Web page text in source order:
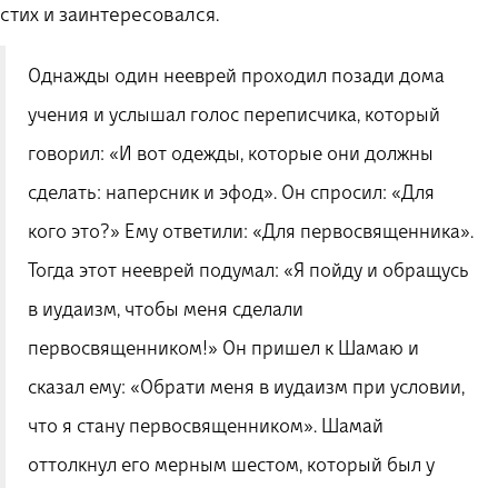
стих и заинтересовался.
Однажды один нееврей проходил позади дома
учения и услышал голос переписчика, который
говорил: «И вот одежды, которые они должны
сделать: наперсник и эфод». Он спросил: «Для
кого это?» Ему ответили: «Для первосвященника».
Тогда этот нееврей подумал: «Я пойду и обращусь
в иудаизм, чтобы меня сделали
первосвященником!» Он пришел к Шамаю и
сказал ему: «Обрати меня в иудаизм при условии,
что я стану первосвященником». Шамай
оттолкнул его мерным шестом, который был у